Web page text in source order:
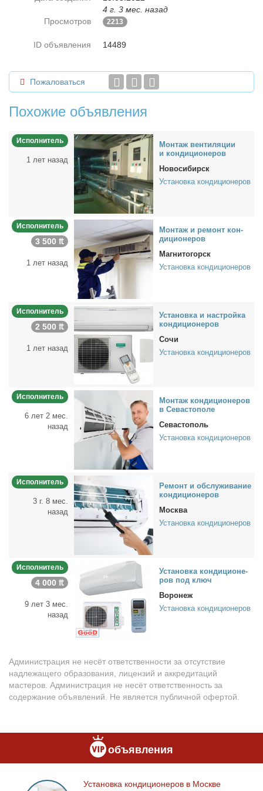
4 г. 3 мес. назад
Просмотров
2213
ID объявления 14489
Пожаловаться
Похожие объявления
Исполнитель
1 лет назад
Мон­таж вен­ти­ля­ции
и кон­ди­ци­о­не­ров
Новосибирск
Установка кондиционеров
Исполнитель
3 500 ₶
1 лет назад
Мон­таж и ре­монт кон­
ди­ци­о­не­ров
Магнитогорск
Установка кондиционеров
Исполнитель
2 500 ₶
1 лет назад
Уста­нов­ка и на­строй­ка
кон­ди­ци­о­не­ров
Сочи
Установка кондиционеров
Исполнитель
6 лет 2 мес.
назад
Мон­таж кон­ди­ци­о­не­ров
в Се­ва­сто­по­ле
Севастополь
Установка кондиционеров
Исполнитель
3 г. 8 мес.
назад
Ре­монт и об­слу­жи­ва­ние
кон­ди­ци­о­не­ров
Москва
Установка кондиционеров
Исполнитель
4 000 ₶
9 лет 3 мес.
назад
Уста­нов­ка кон­ди­ци­о­не­
ров под ключ
Воронеж
Установка кондиционеров
Администрация не несёт ответственности за отсутствие
надлежащего образования, лицензий и аккредитаций
мастеров. Администрация не несёт ответственность за
содержание объявлений. Не является публичной офертой.
объявления
Установка
Уста­нов­ка кон­ди­ци­о­не­ров в Москве